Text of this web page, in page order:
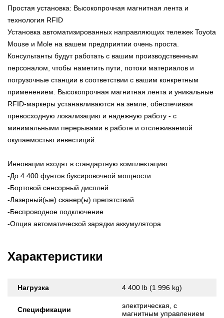
Простая установка: Высокопрочная магнитная лента и
технология RFID
Установка автоматизированных направляющих тележек Toyota
Mouse и Mole на вашем предприятии очень проста.
Консультанты будут работать с вашим производственным
персоналом, чтобы наметить пути, потоки материалов и
погрузочные станции в соответствии с вашим конкретным
применением. Высокопрочная магнитная лента и уникальные
RFID-маркеры устанавливаются на земле, обеспечивая
превосходную локализацию и надежную работу - с
минимальными перерывами в работе и отслеживаемой
окупаемостью инвестиций.
Инновации входят в стандартную комплектацию
-До 4 400 фунтов буксировочной мощности
-Бортовой сенсорный дисплей
-Лазерный(ые) сканер(ы) препятствий
-Беспроводное подключение
-Опция автоматической зарядки аккумулятора
Характеристики
Нагрузка 4 400 lb (1 996 kg)
Спецификации
электрическая, с
магнитным управлением